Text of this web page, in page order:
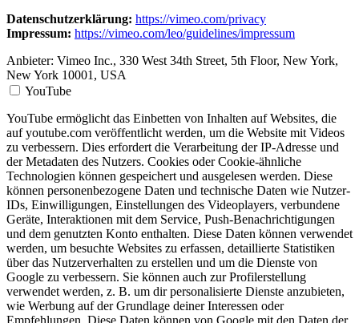
Datenschutzerklärung: https://vimeo.com/privacy
Impressum: https://vimeo.com/leo/guidelines/impressum
Anbieter: Vimeo Inc., 330 West 34th Street, 5th Floor, New York,
New York 10001, USA
YouTube
YouTube ermöglicht das Einbetten von Inhalten auf Websites, die
auf youtube.com veröffentlicht werden, um die Website mit Videos
zu verbessern. Dies erfordert die Verarbeitung der IP-Adresse und
der Metadaten des Nutzers. Cookies oder Cookie-ähnliche
Technologien können gespeichert und ausgelesen werden. Diese
können personenbezogene Daten und technische Daten wie Nutzer-
IDs, Einwilligungen, Einstellungen des Videoplayers, verbundene
Geräte, Interaktionen mit dem Service, Push-Benachrichtigungen
und dem genutzten Konto enthalten. Diese Daten können verwendet
werden, um besuchte Websites zu erfassen, detaillierte Statistiken
über das Nutzerverhalten zu erstellen und um die Dienste von
Google zu verbessern. Sie können auch zur Profilerstellung
verwendet werden, z. B. um dir personalisierte Dienste anzubieten,
wie Werbung auf der Grundlage deiner Interessen oder